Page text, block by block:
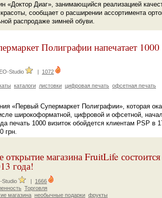
«Доктор Диаг», занимающийся реализацией
сообщает о расширении ассортимента
распродаже зимней обуви.
Полиграфии напечатает 1000
Studio | 1072
каталоги листовки цифровая печать офсетная печать
«Первый Супермаркет Полиграфии», которая
широкоформатной, цифровой и офсетной,
печать 1000 визиток обойдется клиентам PSP в
грн.
открытие магазина FruitLife
года!
Studio | 1666
Торговля
магазина необычные подарки фрукты